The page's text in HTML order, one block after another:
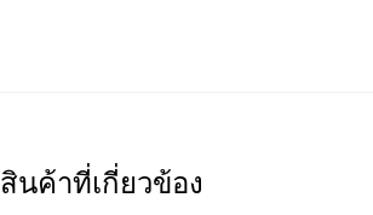
สินค้าที่เกี่ยวข้อง